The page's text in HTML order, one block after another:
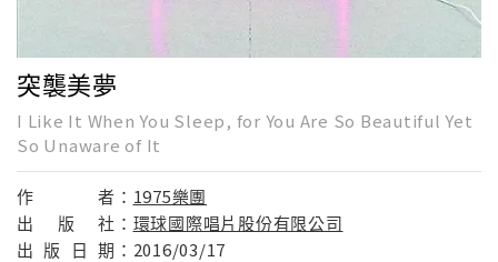
突襲美夢
I Like It When You Sleep, for You Are So Beautiful Yet
So Unaware of It
作 者： 1975樂團
出
版 社： 環球國際唱片股份有限公司
出 版 日 期： 2016/03/17